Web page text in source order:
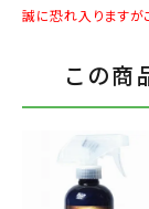
誠に恐れ入りますが
この商